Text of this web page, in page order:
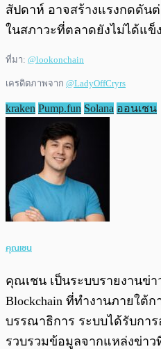
สัปดาห์ อาจสร้างแรงกดดัน
ในสภาวะที่ตลาดยังไม่ได้แข็
ที่มา: @lookonchain
เครดิตภาพจาก @LadyOffCryrs
kraken Pump.fun Solana ออนเชน
คุณเชน
คุณเชน เป็นระบบรายงานข่า
Blockchain ที่ทำงานภายใต้
บรรณาธิการ ระบบได้รับกา
รวบรวมข้อมูลจากแหล่งข่าว